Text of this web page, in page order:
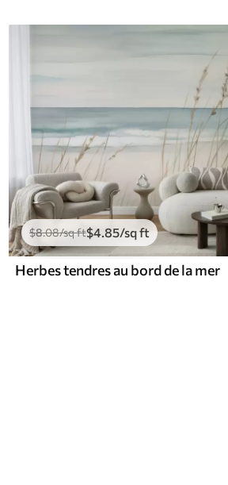
$8.08/sq ft$4.85/sq ft
Herbes tendres au bord de la mer